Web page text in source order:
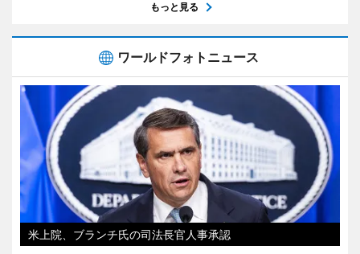
もっと見る
ワールドフォトニュース
米上院、ブランチ氏の司法長官人事承認